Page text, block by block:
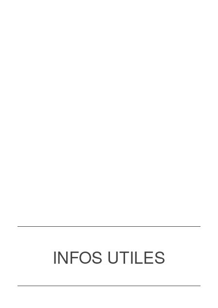
INFOS UTILES